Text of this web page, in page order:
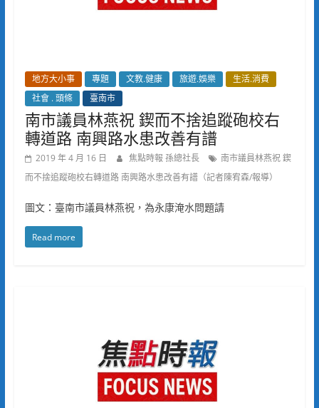
地方大小事 專題 文教.健康 旅遊.娛樂
生活.消費
社會 . 頭條
臺南市
南市議員林燕祝 鍥而不捨追蹤砲校右
轉道路 南興路水患改善有譜
2019 年 4 月 16 日 焦點時報 孫總社長
南市議員林燕祝 鍥
而不捨追蹤砲校右轉道路 南興路水患改善有譜（記者陳宥森/報導）
圖文：臺南市議員林燕祝，為永康淹水問題請
Read more